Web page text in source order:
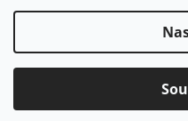
ZETRA -
práva vyhrazena.